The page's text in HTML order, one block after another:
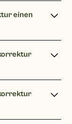
Tätigkeit
einen
6 Monate
verhindern.
Ich